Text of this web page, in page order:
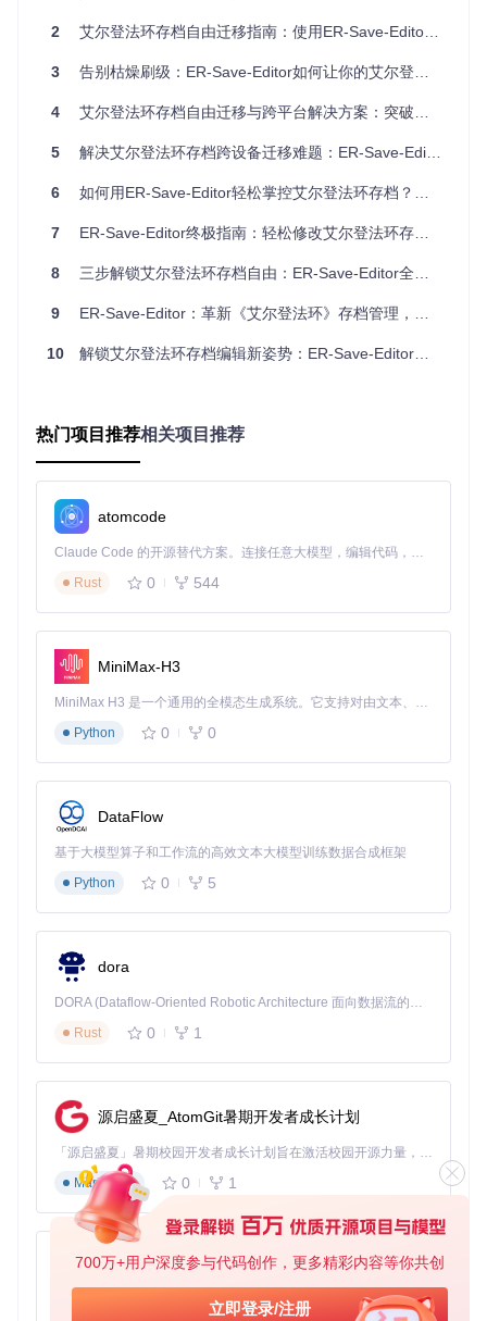
700万+用户深度参与代码创作，更多精彩内容等你共创
立即登录/注册
第二步：备份原始存档
在进行任何修改前，务必通过工具内置的导出功能创建存档副
备份和恢复机制。
第三步：选择编辑功能
根据需求在左侧导航栏选择相应模块：
物品管理：添加或删除道具、装备
地图进度 ：解锁区域、激活赐福点
第四步：应用修改并验证
完成编辑后，系统会自动进行数据完整性检查。确认无误后，
三、进阶使用技巧
1. 安全编辑原则
每次修改前都创建存档副本，避免意外导致存档损坏
避免一次性进行过多大幅修改，建议小步调整并测试
属性数值保持在游戏设计合理范围内，避免破坏游戏平衡
2. 数据验证机制
工具的[src/util/validator.rs]模块会在保存前检测潜在的数据冲
图：ER-Save-Editor工具图标，象征着对《艾尔登法环》游戏
存档的掌控力
四、注意事项
仅支持《艾尔登法环》PC和PlayStation平台的存档文件
使用前请确保游戏已关闭，避免存档文件被占用
现在就尝试使用ER-Save-Editor，重新定义你的《艾尔登法
游戏内容，这款工具都能为你提供强大的支持，让你的游戏体
验更加完美。
Save-Editor
2 艾尔登法环存档自由迁移指南：使用ER-Save-Editor轻松跨设备同步游戏进度
3 告别枯燥刷级：ER-Save-Editor如何让你的艾尔登之旅重获新生——三大核心优势解析
4 艾尔登法环存档自由迁移与跨平台解决方案：突破设备限制的完整指南
5 解决艾尔登法环存档跨设备迁移难题：ER-Save-Editor的SteamID修改功能全指南
6 如何用ER-Save-Editor轻松掌控艾尔登法环存档？专业玩家的秘密武器
7 ER-Save-Editor终极指南：轻松修改艾尔登法环存档的完整教程
8 三步解锁艾尔登法环存档自由：ER-Save-Editor全方位使用指南
9 ER-Save-Editor：革新《艾尔登法环》存档管理，突破游戏体验边界完全指南
10 解锁艾尔登法环存档编辑新姿势：ER-Save-Editor智能工具全攻略
热门项目推荐相关项目推荐
atomcode
Claude Code 的开源替代方案。连接任意大模型，编辑代码，运行命令，自动验证 — 全自动执行。用 Rust 构建，极致性能。 ｜ An open-source alternative to Claude Code. Connect any LLM, edit code, run commands, and verify changes — autonomously. Built in Rust for speed. Get Started
Rust
0 544
MiniMax-H3
MiniMax H3 是一个通用的全模态生成系统。它支持对由文本、图像、视频和音频组成的多模态上下文进行统一理解，并能生成分辨率高达 2K、时长可达 15 秒的带原生立体声音频的视频。得益于面向任务泛化的系统设计，H3 在预训练阶段就已具备广泛的多模态上下文理解与生成能力，能够出色地执行复杂的多模态指令。
Python
0 0
DataFlow
基于大模型算子和工作流的高效文本大模型训练数据合成框架
Python
0 5
dora
DORA (Dataflow-Oriented Robotic Architecture 面向数据流的机器人架构) 是为 AI 与具身智能机器人打造的高性能开发框架，以数据流范式重构开发逻辑，原生支持分布式部署与端边云协同 —— 无需复杂适配，即可实现一体端到端具身大小脑、VLA等模型部署，无缝衔接感知、推理、控制全链路，让 AI 能力与机器人动作深度融合。 依托 Rust 内核与零拷贝通信技术，它将具身大小脑、VLA等模型推理、多模态数据融合延迟压缩至微秒级，同时兼容 ROS2 生态与国产 AI 芯片，彻底降低具身智能机器人的开发门槛，让分布式部署下的 AI 赋能创新更高效、更灵活。
Rust
0 1
源启盛夏_AtomGit暑期开发者成长计划
「源启盛夏」暑期校园开发者成长计划旨在激活校园开源力量，通过积分激励、认证扶持、资源倾斜等形式，引导高校组织和开发者完成「入驻 — 建项目 — 做贡献 — 获认证 — 得资源」的完整闭环。无论你是想带领社团入驻平台的组织者，还是希望用代码贡献证明自己的开发者，都能在这里找到属于你的成长路径。
Markdown
0 1
py-xiaozhi
基于Python的Xiaozhi AI，适用于想要完整Xiaozhi体验而无需拥有专用硬件的用户。